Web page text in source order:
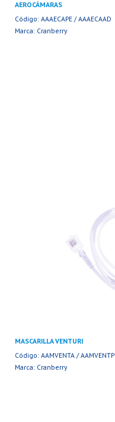
AEROCÁMARAS
Código: AAAECAPE / AAAECAAD
Marca: Cranberry
MASCARILLA VENTURI
Código: AAMVENTA / AAMVENTP
Marca: Cranberry